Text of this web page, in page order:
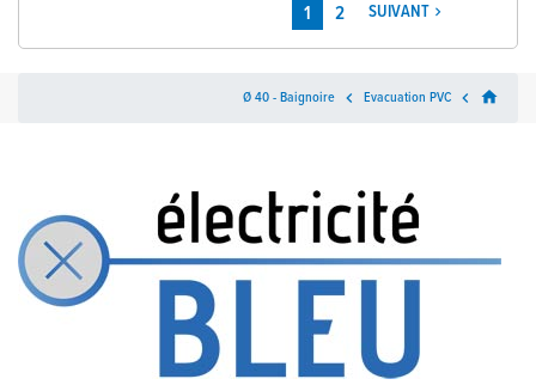
1
2 SUIVANT 
home

Evacuation PVC

Ø 40 - Baignoire